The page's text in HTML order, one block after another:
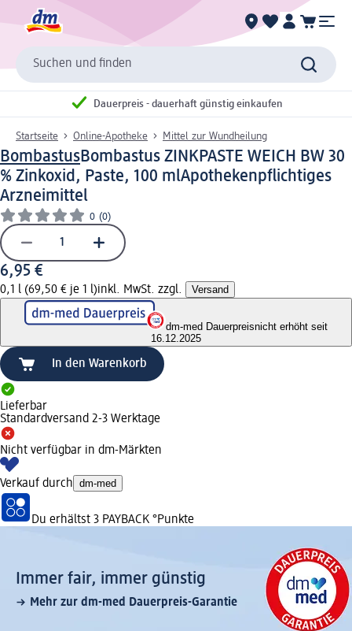
Suchen und finden
Dauerpreis - dauerhaft günstig einkaufen
Startseite Online-Apotheke Mittel zur Wundheilung
BombastusBombastus ZINKPASTE WEICH BW 30
% Zinkoxid, Paste, 100 mlApothekenpflichtiges
Arzneimittel
0 (0)
6,95 €
0,1 l (69,50 € je 1 l)inkl. MwSt. zzgl. Versand
dm-med Dauerpreisnicht erhöht seit
16.12.2025
In den Warenkorb
Lieferbar
Standardversand 2-3 Werktage
Nicht verfügbar in dm-Märkten
Verkauf durch dm-med
Du erhältst 3 PAYBACK °Punkte
Immer fair,­ immer günstig
Mehr zur dm-med Dauerpreis-Garantie